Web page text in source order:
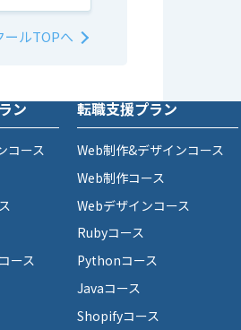
ールTOPへ
ン
コース
ース
転職支援プラン
Web制作&デザインコース
Web制作コース
Webデザインコース
Rubyコース
Pythonコース
Javaコース
Shopifyコース